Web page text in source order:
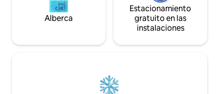
Alberca
Estacionamiento
gratuito en las
instalaciones